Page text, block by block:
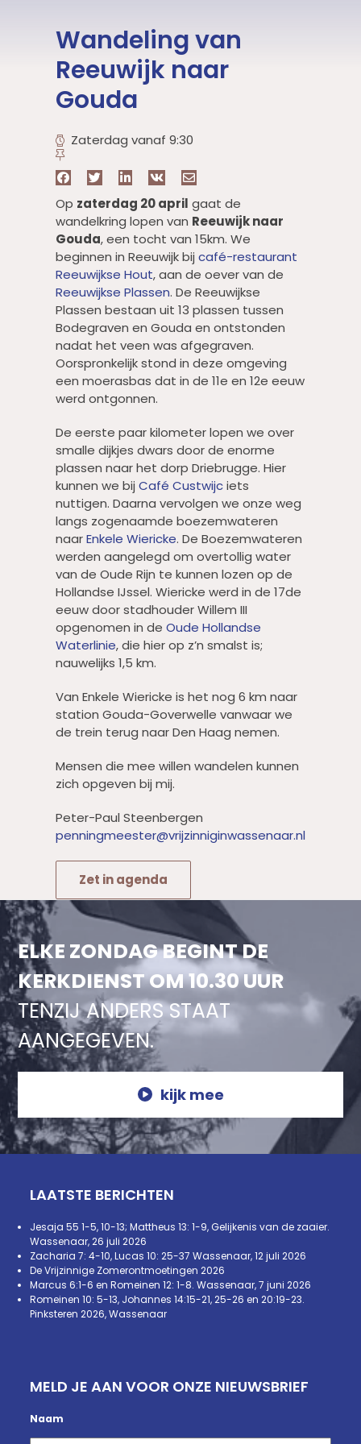
Wandeling van
Reeuwijk naar
Gouda
Zaterdag vanaf 9:30
Op zaterdag 20 april gaat de
wandelkring lopen van Reeuwijk naar
Gouda, een tocht van 15km. We
beginnen in Reeuwijk bij café-restaurant
Reeuwijkse Hout, aan de oever van de
Reeuwijkse Plassen. De Reeuwijkse
Plassen bestaan uit 13 plassen tussen
Bodegraven en Gouda en ontstonden
nadat het veen was afgegraven.
Oorspronkelijk stond in deze omgeving
een moerasbas dat in de 11e en 12e eeuw
werd ontgonnen.
De eerste paar kilometer lopen we over
smalle dijkjes dwars door de enorme
plassen naar het dorp Driebrugge. Hier
kunnen we bij Café Custwijciets
nuttigen. Daarna vervolgen we onze weg
langs zogenaamde boezemwateren
naarEnkele Wiericke. De Boezemwateren
werden aangelegd om overtollig water
van de Oude Rijn te kunnen lozen op de
Hollandse IJssel. Wiericke werd in de 17de
eeuw door stadhouder Willem III
opgenomen in de Oude Hollandse
Waterlinie, die hier op z’n smalst is;
nauwelijks 1,5 km.
Van Enkele Wiericke is het nog 6 km naar
station Gouda-Goverwelle vanwaar we
de trein terug naar Den Haag nemen.
Mensen die mee willen wandelen kunnen
zich opgeven bij mij.
Peter-Paul Steenbergen
penningmeester@vrijzinniginwassenaar.nl
Zet in agenda
ELKE ZONDAG BEGINT DE
KERKDIENST OM 10.30 UUR
TENZIJ ANDERS STAAT
AANGEGEVEN.
kijk mee
LAATSTE BERICHTEN
Jesaja 55 1-5, 10-13; Mattheus 13: 1-9, Gelijkenis van de zaaier.
Wassenaar, 26 juli 2026
Zacharia 7: 4-10, Lucas 10: 25-37 Wassenaar, 12 juli 2026
De Vrijzinnige Zomerontmoetingen 2026
Marcus 6:1-6 en Romeinen 12: 1-8. Wassenaar, 7 juni 2026
Romeinen 10: 5-13, Johannes 14:15-21, 25-26 en 20:19-23.
Pinksteren 2026, Wassenaar
MELD JE AAN VOOR ONZE NIEUWSBRIEF
Naam